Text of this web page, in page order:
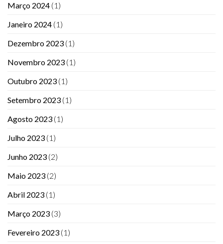
Março 2024 (1)
Janeiro 2024 (1)
Dezembro 2023 (1)
Novembro 2023 (1)
Outubro 2023 (1)
Setembro 2023 (1)
Agosto 2023 (1)
Julho 2023 (1)
Junho 2023 (2)
Maio 2023 (2)
Abril 2023 (1)
Março 2023 (3)
Fevereiro 2023 (1)